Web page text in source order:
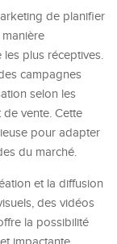
de planifier
les plus réceptives.
campagnes
selon les
vente. Cette
pour adapter
du marché.
et la diffusion
des vidéos
la possibilité